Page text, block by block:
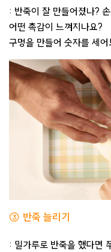
: 반죽이 잘 만들어졌나?
어떤 촉감이 느껴지나요?
구멍을 만들어 숫자를 세
③ 반죽 늘리기
: 밀가루로 반죽을 했다면